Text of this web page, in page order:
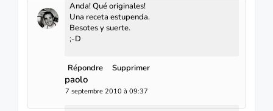
Anda! Qué originales!
Una receta estupenda.
Besotes y suerte.
;-D
Répondre Supprimer
paolo
7 septembre 2010 à 09:37